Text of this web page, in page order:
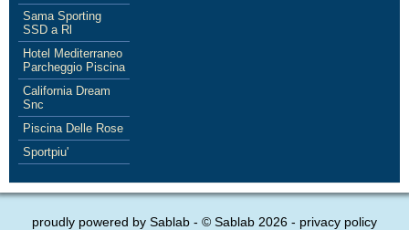
Sama Sporting
SSD a Rl
Hotel Mediterraneo
Parcheggio Piscina
California Dream
Snc
Piscina Delle Rose
Sportpiu'
proudly powered by Sablab - © Sablab 2026 - privacy policy